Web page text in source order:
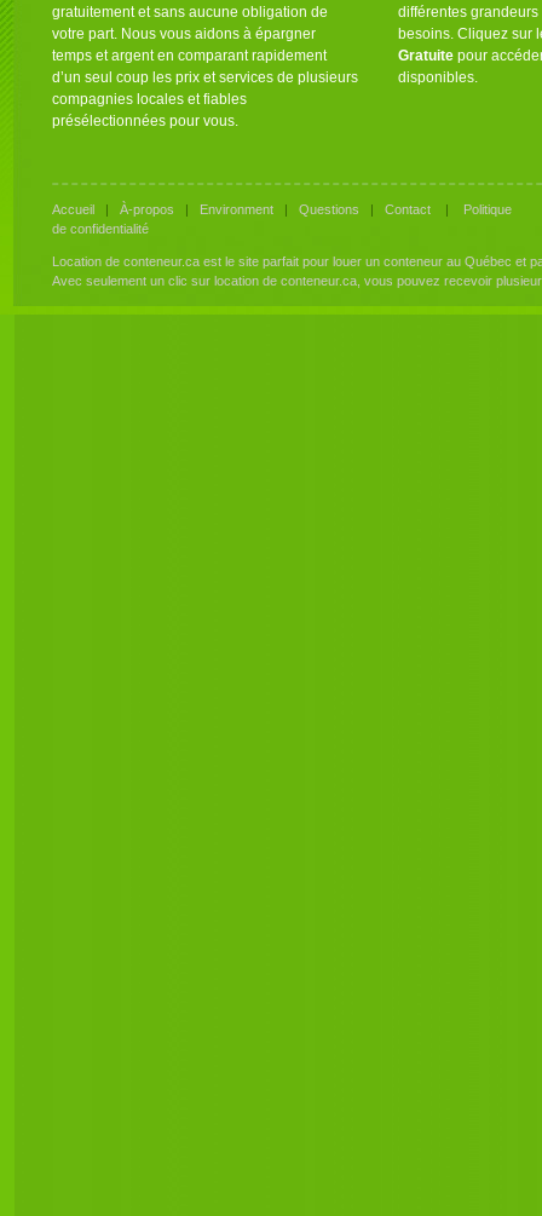
gratuitement et sans aucune obligation de
votre part. Nous vous aidons à épargner
temps et argent en comparant rapidement
d’un seul coup les prix et services de plusieurs
compagnies locales et fiables
présélectionnées pour vous.
différentes grandeurs
besoins. Cliquez sur
Gratuite pour
disponibles.
Accueil | À-propos | Environment | Questions | Contact | Politique
de confidentialité
Location de conteneur.ca est le site parfait pour louer un conteneur au Québec et
Avec seulement un clic sur location de conteneur.ca, vous pouvez recevoir